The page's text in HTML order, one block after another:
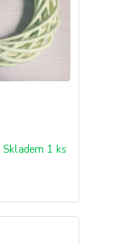
Skladem 1 ks